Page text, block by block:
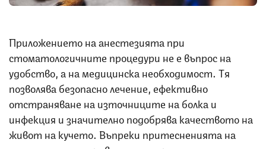
Приложението на анестезията при
стоматологичните процедури не е въпрос на
удобство, а на медицинска необходимост. Тя
позволява безопасно лечение, ефективно
отстраняване на източниците на болка и
инфекция и значително подобрява качеството на
живот на кучето. Въпреки притесненията на